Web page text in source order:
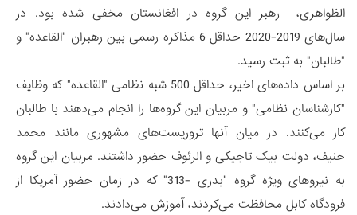
الظواهری، رهبر این گروه در افغانستان مخفی شده بود. در
سال‌های 2019-2020 حداقل 6 مذاکره رسمی بین رهبران "القاعده" و
"طالبان" به ثبت رسید.
بر اساس داده‌های اخیر، حداقل 500 شبه نظامی "القاعده" که وظایف
"کارشناسان نظامی" و مربیان این گروه‌ها را انجام می‌دهند با طالبان
کار می‌کنند. در میان آنها تروریست‌های مشهوری مانند محمد
حنیف، دولت بیک تاجیکی و الرئوف حضور داشتند. مربیان این گروه
به نیروهای ویژه گروه "بدری -313" که در زمان حضور آمریکا از
فرودگاه کابل محافظت می‌کردند، آموزش می‌دادند.